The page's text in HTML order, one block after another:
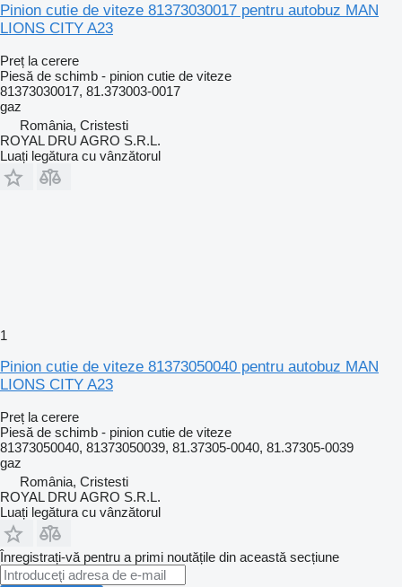
Pinion cutie de viteze 81373030017 pentru autobuz MAN
LIONS CITY A23
Preț la cerere
Piesă de schimb - pinion cutie de viteze
81373030017, 81.373003-0017
gaz
România, Cristesti
ROYAL DRU AGRO S.R.L.
Luați legătura cu vânzătorul
1
Pinion cutie de viteze 81373050040 pentru autobuz MAN
LIONS CITY A23
Preț la cerere
Piesă de schimb - pinion cutie de viteze
81373050040, 81373050039, 81.37305-0040, 81.37305-0039
gaz
România, Cristesti
ROYAL DRU AGRO S.R.L.
Luați legătura cu vânzătorul
Înregistrați-vă pentru a primi noutățile din această secțiune